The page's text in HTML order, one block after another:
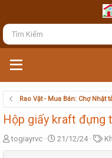
Rao Vặt - Mua Bán: Chợ Nhật
Hộp giấy kraft đựng
T
h
togiayrvc
N
g
21/12/24
T
ừ